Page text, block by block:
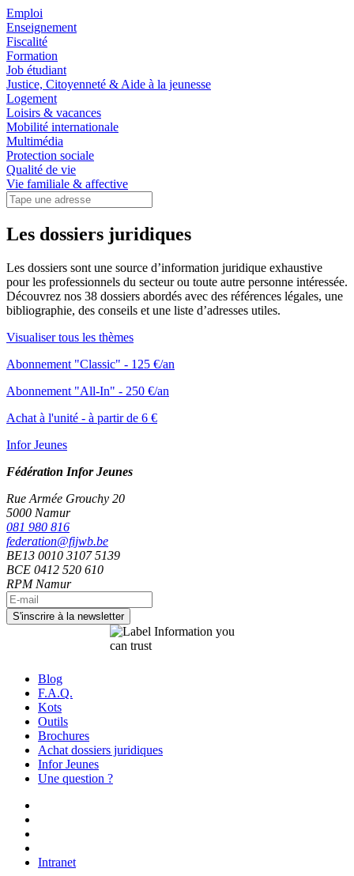
Emploi
Enseignement
Fiscalité
Formation
Job étudiant
Justice, Citoyenneté & Aide à la jeunesse
Logement
Loisirs & vacances
Mobilité internationale
Multimédia
Protection sociale
Qualité de vie
Vie familiale & affective
Les dossiers juridiques
Les dossiers sont une source d’information juridique exhaustive
pour les professionnels du secteur ou toute autre personne intéressée.
Découvrez nos 38 dossiers abordés avec des références légales, une
bibliographie, des conseils et une liste d’adresses utiles.
Visualiser tous les thèmes
Abonnement "Classic" - 125 €/an
Abonnement "All-In" - 250 €/an
Achat à l'unité - à partir de 6 €
Infor Jeunes
Fédération Infor Jeunes
Rue Armée Grouchy 20
5000 Namur
081 980 816
federation@fijwb.be
BE13 0010 3107 5139
BCE 0412 520 610
RPM Namur
Blog
F.A.Q.
Kots
Outils
Brochures
Achat dossiers juridiques
Infor Jeunes
Une question ?
Intranet